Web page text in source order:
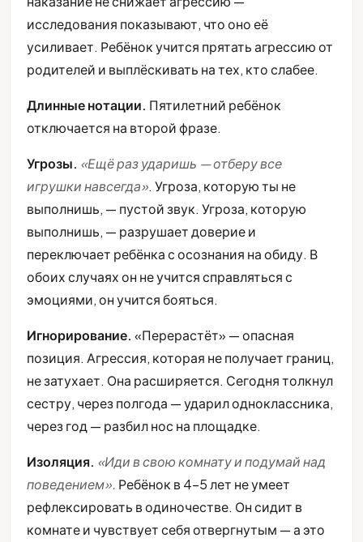
исследования показывают, что оно её
усиливает. Ребёнок учится прятать агрессию от
родителей и выплёскивать на тех, кто слабее.
Длинные нотации. Пятилетний ребёнок
отключается на второй фразе.
Угрозы. «Ещё раз ударишь — отберу все
игрушки навсегда». Угроза, которую ты не
выполнишь, — пустой звук. Угроза, которую
выполнишь, — разрушает доверие и
переключает ребёнка с осознания на обиду. В
обоих случаях он не учится справляться с
эмоциями, он учится бояться.
Игнорирование. «Перерастёт» — опасная
позиция. Агрессия, которая не получает границ,
не затухает. Она расширяется. Сегодня толкнул
сестру, через полгода — ударил одноклассника,
через год — разбил нос на площадке.
Изоляция. «Иди в свою комнату и подумай над
поведением». Ребёнок в 4-5 лет не умеет
рефлексировать в одиночестве. Он сидит в
комнате и чувствует себя отвергнутым — а это